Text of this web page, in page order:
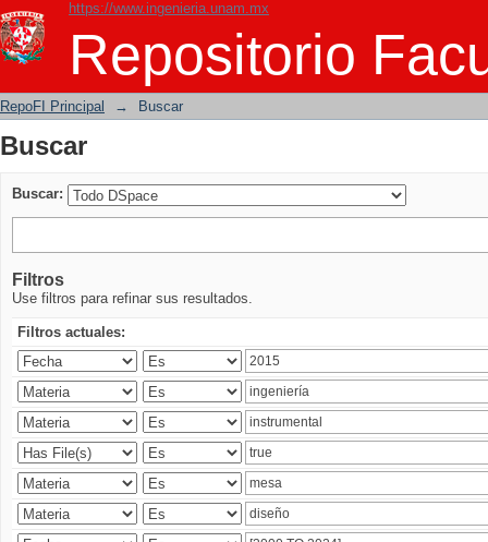
https://www.ingenieria.unam.mx
Repositorio
Buscar
RepoFI Principal → Buscar
Buscar
Buscar:
Filtros
Use filtros para refinar sus resultados.
Filtros actuales: